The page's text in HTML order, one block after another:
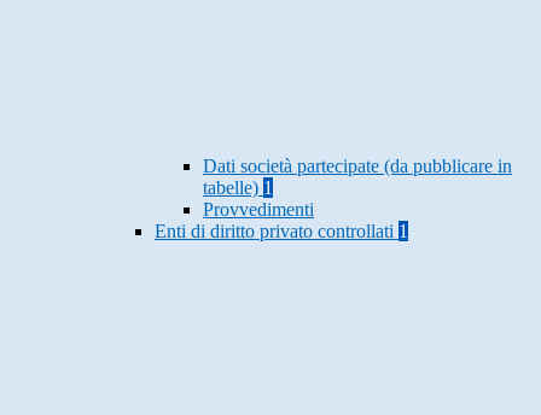
Dati società partecipate (da pubblicare in
tabelle) 1
Provvedimenti
Enti di diritto privato controllati 1